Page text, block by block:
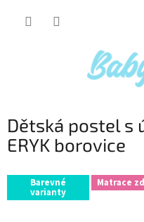
Dětská postel s
ERYK borovice
Barevné
varianty
Matrace